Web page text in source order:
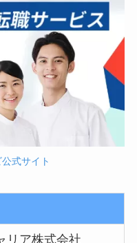
式サイト
リア株式会社